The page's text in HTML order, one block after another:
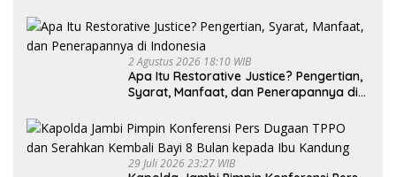
2 Agustus 2026 18:10 WIB
Apa Itu Restorative Justice? Pengertian,
Syarat, Manfaat, dan Penerapannya di
29 Juli 2026 23:27 WIB